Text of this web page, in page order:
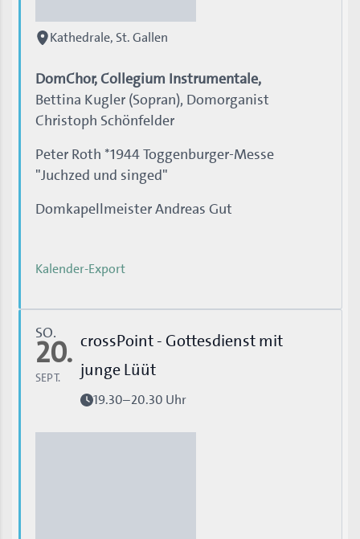
Kathedrale, St. Gallen
DomChor, Collegium Instrumentale,
Bettina Kugler (Sopran), Domorganist
Christoph Schönfelder
Peter Roth *1944 Toggenburger-Messe
"Juchzed und singed"
Domkapellmeister Andreas Gut
Kalender-Export
SO.
20.
SEPT.
crossPoint - Gottesdienst mit
junge Lüüt
19.30–20.30 Uhr